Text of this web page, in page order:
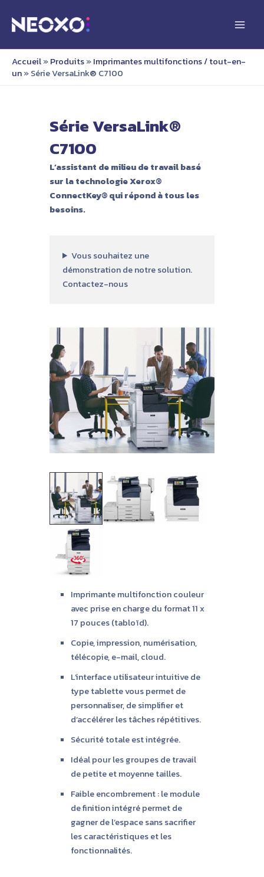
contenu
Main
Menu
Accueil»Produits»Imprimantes multifonctions / tout-en-
un»Série VersaLink® C7100
Série VersaLink®
C7100
L’assistant de milieu de travail basé
sur la technologie Xerox®
ConnectKey® qui répond à tous les
besoins.
Vous souhaitez une
démonstration de notre solution.
Contactez-nous
Imprimante multifonction couleur
avec prise en charge du format 11 x
17 pouces (tabloïd).
Copie, impression, numérisation,
télécopie, e-mail, cloud.
L’interface utilisateur intuitive de
type tablette vous permet de
personnaliser, de simplifier et
d’accélérer les tâches répétitives.
Sécurité totale est intégrée.
Idéal pour les groupes de travail
de petite et moyenne tailles.
Faible encombrement : le module
de finition intégré permet de
gagner de l’espace sans sacrifier
les caractéristiques et les
fonctionnalités.